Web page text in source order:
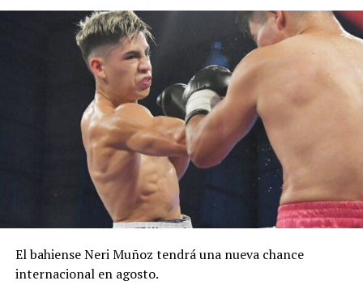
El bahiense Neri Muñoz tendrá una nueva chance
internacional en agosto.